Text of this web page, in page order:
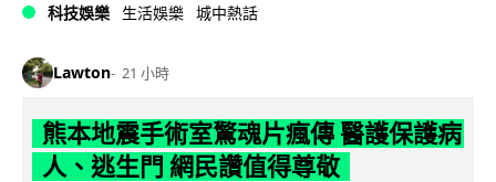
科技娛樂 生活娛樂 城中熱話
Lawton 21 小時
熊本地震手術室驚魂片瘋傳 醫護保護病
人、逃生門 網民讚值得尊敬